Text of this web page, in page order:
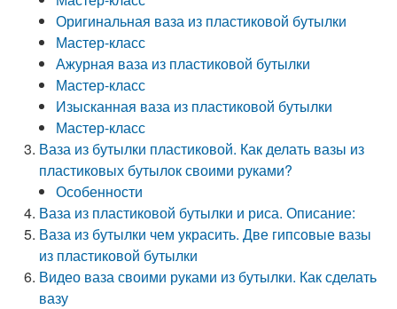
Оригинальная ваза из пластиковой бутылки
Мастер-класс
Ажурная ваза из пластиковой бутылки
Мастер-класс
Изысканная ваза из пластиковой бутылки
Мастер-класс
Ваза из бутылки пластиковой. Как делать вазы из
пластиковых бутылок своими руками?
Особенности
Ваза из пластиковой бутылки и риса. Описание:
Ваза из бутылки чем украсить. Две гипсовые вазы
из пластиковой бутылки
Видео ваза своими руками из бутылки. Как сделать
вазу